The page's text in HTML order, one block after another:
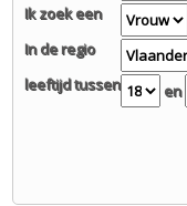
Ik zoek een
In de regio
leeftijd tussen
en